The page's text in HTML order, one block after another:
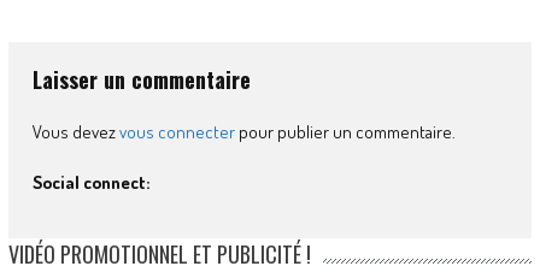
Laisser un commentaire
Vous devezvous connecterpour publier un commentaire.
Social connect:
VIDÉO PROMOTIONNEL ET PUBLICITÉ !